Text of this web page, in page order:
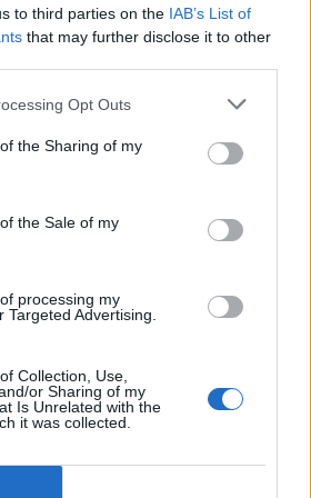
to third parties on the IAB’s List of
that may further disclose it to other
Opt Outs
the Sharing of my
the Sale of my
processing my
Targeted Advertising.
Collection, Use,
or Sharing of my
Is Unrelated with the
it was collected.